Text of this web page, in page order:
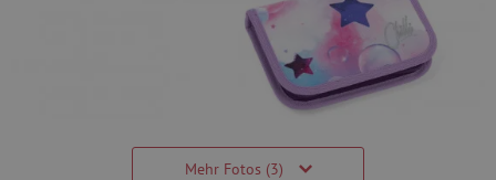
Mehr Fotos (3)